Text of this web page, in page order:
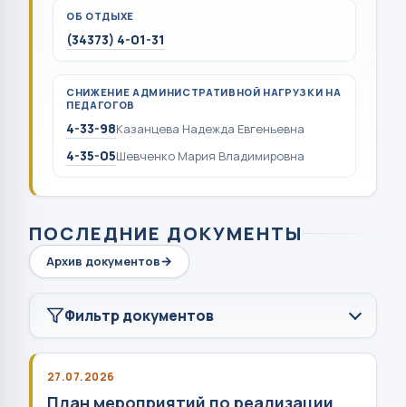
ОБ ОТДЫХЕ
(34373) 4-01-31
СНИЖЕНИЕ АДМИНИСТРАТИВНОЙ НАГРУЗКИ НА
ПЕДАГОГОВ
4-33-98Казанцева Надежда Евгеньевна
4-35-05Шевченко Мария Владимировна
ПОСЛЕДНИЕ ДОКУМЕНТЫ
Архив документов
Фильтр документов
27.07.2026
План мероприятий по реализации